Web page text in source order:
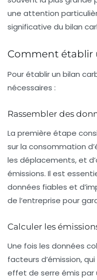
une attention
significative du bilan
Comment établir
Pour établir un bilan
nécessaires :
Rassembler des
La première étape
sur la consommation
les déplacements, et
émissions. Il est
données fiables et
de l’entreprise pour
Calculer les
Une fois les données
facteurs d’émission,
effet de serre émis par